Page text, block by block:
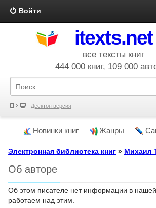
Войти
itexts.net
все тексты книг
444 000 книг, 109 000
Десктоп версия
Новинки книг Жанры
Электронная библиотека книг » Михаил
Об авторе
Об этом писателе нет информации в
работаем над этим.